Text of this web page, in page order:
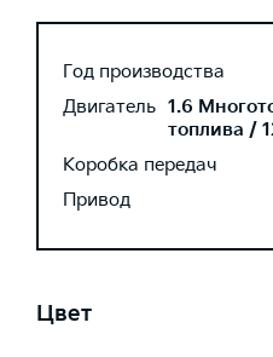
Год производства
Двигатель 1.6
топлива /
Коробка передач
Привод
Цвет